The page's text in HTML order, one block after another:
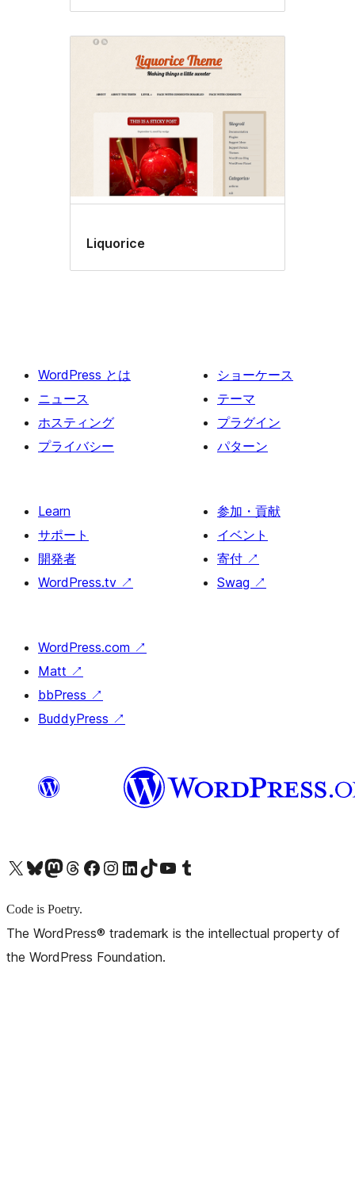
Liquorice
WordPress とは
ニュース
ホスティング
プライバシー
ショーケース
テーマ
プラグイン
パターン
Learn
サポート
開発者
WordPress.tv ↗
参加・貢献
イベント
寄付 ↗
Swag ↗
WordPress.com ↗
Matt ↗
bbPress ↗
BuddyPress ↗
X (旧 Twitter) アカウントへBluesky アカウントへMastodon アカウントへThreads アカウントへ Facebook ページへInstagram アカウントへ LinkedIn アカウントへTikTok アカウントへYouTube チャンネルへ Tumblr アカウントへ
Code is Poetry.
The WordPress® trademark is the intellectual property of
the WordPress Foundation.